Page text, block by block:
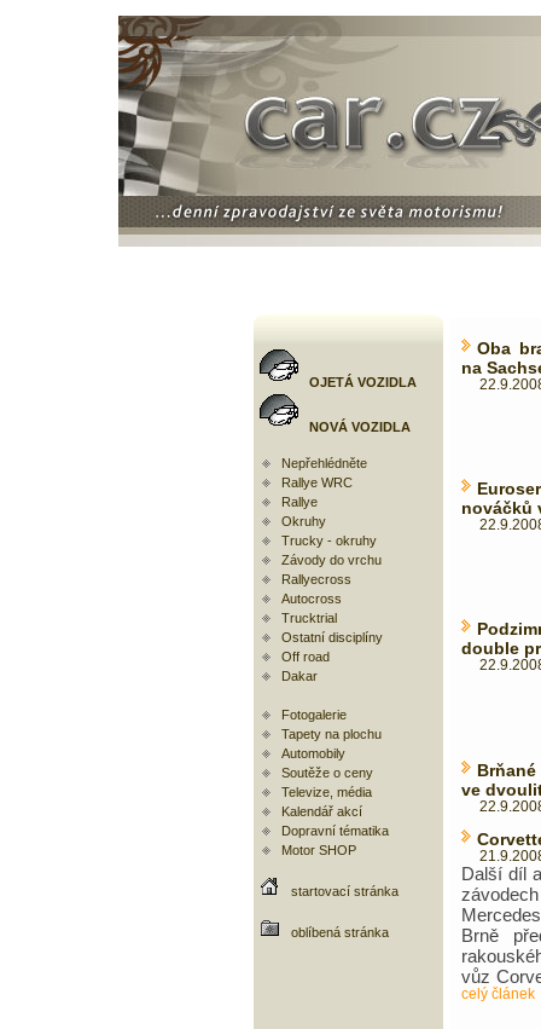
OJETÁ VOZIDLA
NOVÁ VOZIDLA
Nepřehlédněte
Rallye WRC
Rallye
Okruhy
Trucky - okruhy
Závody do vrchu
Rallyecross
Autocross
Trucktrial
Ostatní disciplíny
Off road
Dakar
Fotogalerie
Tapety na plochu
Automobily
Soutěže o ceny
Televize, média
Kalendář akcí
Dopravní tématika
Motor SHOP
startovací stránka
oblíbená stránka
Oba
na
nováčků
double
ve
Další díl
Brně
vůz
celý článek